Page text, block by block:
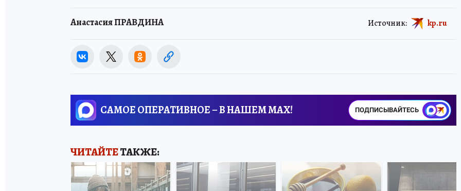
Анастасия ПРАВДИНА Источник: kp.ru
САМОЕ ОПЕРАТИВНОЕ – В НАШЕМ MAX! ПОДПИСЫВАЙТЕСЬ
ЧИТАЙТЕТАКЖЕ: